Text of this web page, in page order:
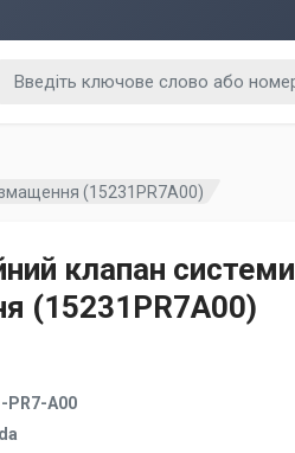
(15231PR7A00)
клапан системи
(15231PR7A00)
PR7-A00